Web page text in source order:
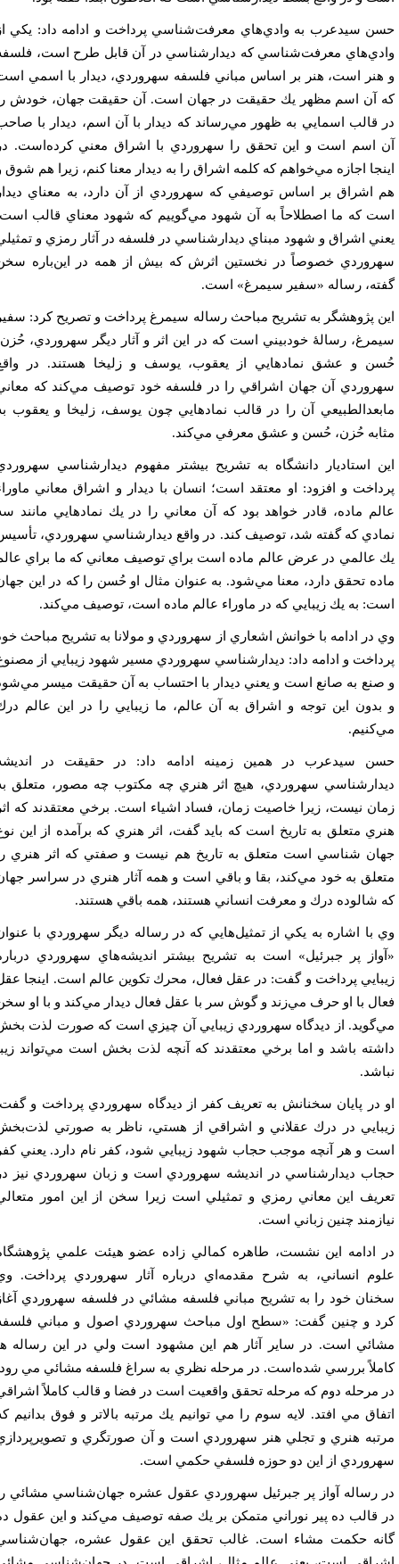
سيدعرب به وادي‌هاي معرفت‌شناسي پرداخت و ادامه داد: يكي از
معرفت‌شناسي كه ديدارشناسي در آن قابل طرح است، فلسفه
است، هنر بر اساس مباني فلسفه سهروردي، ديدار با اسمي است
آن اسم مظهر يك حقيقت در جهان است. آن حقيقت جهان، خودش را
قالب اسمايي به ظهور مي‌رساند كه ديدار با آن اسم، ديدار با صاحب
اسم است و اين تحقق را سهروردي با اشراق معني كرده‌است. در
اجازه مي‌خواهم كه كلمه اشراق را به ديدار معنا كنم، زيرا هم شوق و
اشراق بر اساس توصيفي كه سهروردي از آن دارد، به معناي ديدار
كه ما اصطلاحاً به آن شهود مي‌گوييم كه شهود معناي قالب است.
اشراق و شهود مبناي ديدارشناسي در فلسفه در آثار رمزي و تمثيلي
خصوصاً در نخستين اثرش كه بيش از همه در اين‌باره سخن
رساله «سفير سيمرغ» است.
پژوهشگر به تشريح مباحث رساله سيمرغ پرداخت و تصريح كرد: سفير
رسالۀ خودبيني است كه در اين اثر و آثار ديگر سهروردي، حُزن،
و عشق نمادهايي از يعقوب، يوسف و زليخا هستند. در واقع
آن جهان اشراقي را در فلسفه خود توصيف مي‌كند كه معاني
آن را در قالب نمادهايي چون يوسف، زليخا و يعقوب به
حُزن، حُسن و عشق معرفي مي‌كند.
استاديار دانشگاه به تشريح بيشتر مفهوم ديدارشناسي سهروردي
و افزود: او معتقد است؛ انسان با ديدار و اشراق معاني ماوراء
ماده، قادر خواهد بود كه آن معاني را در يك نمادهايي مانند سه
كه گفته شد، توصيف كند. در واقع ديدارشناسي سهروردي، تأسيس
عالمي در عرض عالم ماده است براي توصيف معاني كه ما براي عالم
تحقق دارد، معنا مي‌شود. به عنوان مثال او حُسن را كه در اين جهان
به يك زيبايي كه در ماوراء عالم ماده است،‌ توصيف مي‌كند.
در ادامه با خوانش اشعاري از سهروردي و مولانا به تشريح مباحث خود
و ادامه داد: ديدارشناسي سهروردي مسير شهود زيبايي از مصنوع
به صانع است و يعني ديدار با احتساب به آن حقيقت ميسر مي‌شود
اين توجه و اشراق به آن عالم، ما زيبايي را در اين عالم درك
سيدعرب در همين زمينه ادامه داد: در حقيقت در انديشه
سهروردي، هيچ اثر هنري چه مكتوب چه مصور، متعلق به
نيست، زيرا خاصيت زمان، فساد اشياء است. برخي معتقدند كه اثر
متعلق به تاريخ است كه بايد گفت، اثر هنري كه برآمده از اين نوع
شناسي است متعلق به تاريخ هم نيست و صفتي كه اثر هنري را
به خود مي‌كند، بقا و باقي است و همه آثار هنري در سراسر جهان
شالوده درك و معرفت انساني هستند، همه باقي هستند.
با اشاره به يكي از تمثيل‌هايي كه در رساله ديگر سهروردي با عنوان
پر جبرئيل» است به تشريح بيشتر انديشه‌هاي سهروردي درباره
پرداخت و گفت: در عقل فعال، محرك تكوين عالم است. اينجا عقل
با او حرف مي‌زند و گوش سر با عقل فعال ديدار مي‌كند و با او سخن
از ديدگاه سهروردي زيبايي آن چيزي است كه صورت لذت بخش
باشد و اما برخي معتقدند كه آنچه لذت بخش است مي‌تواند زيبا
در پايان سخنانش به تعريف كفر از ديدگاه سهروردي پرداخت و گفت:
در درك عقلاني و اشراقي از هستي، ناظر به صورتي لذت‌بخش
و هر آنچه موجب حجاب شهود زيبايي شود، كفر نام دارد. يعني كفر
ديدارشناسي در انديشه سهروردي است و زبان سهروردي نيز در
اين معاني رمزي و تمثيلي است زيرا سخن از اين امور متعالي
چنين زباني است.
ادامه اين نشست، طاهره كمالي زاده عضو هيئت علمي پژوهشگاه
انساني، به شرح مقدمه‌اي درباره آثار سهروردي پرداخت. وي
خود را به تشريح مباني فلسفه مشائي در فلسفه سهروردي آغاز
و چنين گفت: «سطح اول مباحث سهروردي اصول و مباني فلسفه
است. در ساير آثار هم اين مشهود است ولي در اين رساله ها
بررسي شده‌است. در مرحله نظري به سراغ فلسفه مشائي مي رود.
مرحله دوم كه مرحله تحقق واقعيت است در فضا و قالب كاملاً اشراقي
مي افتد. لايه سوم را مي توانيم يك مرتبه بالاتر و فوق بدانيم كه
هنري و تجلي هنر سهروردي است و آن صورتگري و تصويرپردازي
از اين دو حوزه فلسفي حكمي است.
رساله آواز پر جبرئيل سهروردي عقول عشره جهان‌شناسي مشائي را
قالب ده پير نوراني متمكن بر يك صفه توصيف مي‌كند و اين عقول ده
حكمت مشاء است. غالب تحقق اين عقول عشره، جهان‌شناسي